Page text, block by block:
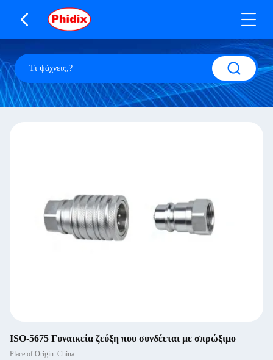
ISO-5675 Γυναικεία ζεύξη που συνδέεται με σπρώξιμο
Place of Origin: China